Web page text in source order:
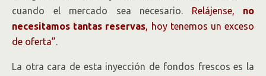
cuando el mercado sea necesario. Relájense, no
necesitamos tantas reservas, hoy tenemos un exceso
de oferta”.
La otra cara de esta inyección de fondos frescos es la